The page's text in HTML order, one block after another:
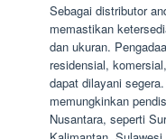
Sebagai distributor
memastikan
dan ukuran.
residensial,
dapat dilayani
memungkinkan
Nusantara, seperti